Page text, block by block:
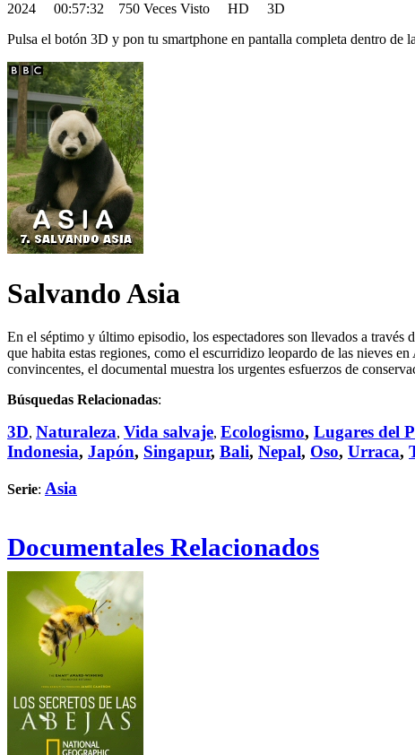
2024 00:57:32 750 Veces Visto HD 3D
Pulsa el botón 3D y pon tu smartphone en pantalla completa dentro
Salvando Asia
En el séptimo y último episodio, los espectadores son llevados a través
que habita estas regiones, como el escurridizo leopardo de las nieves
convincentes, el documental muestra los urgentes esfuerzos de
Búsquedas Relacionadas:
3D, Naturaleza, Vida salvaje, Ecologismo, Lugares del
Indonesia, Japón, Singapur, Bali, Nepal, Oso, Urraca,
Serie: Asia
Documentales Relacionados